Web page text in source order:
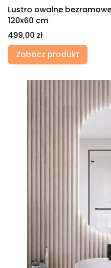
Lustro owalne
120x60 cm
Cena
499,00 zł
Zobacz produkt